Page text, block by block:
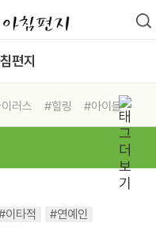
편지
러스 #힐링
#아이들
이타적
#연예인